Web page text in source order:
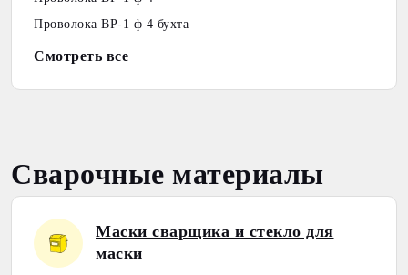
Проволока ВР-1 ф 4 бухта
Смотреть все
Сварочные материалы
Маски сварщика и стекло для
маски